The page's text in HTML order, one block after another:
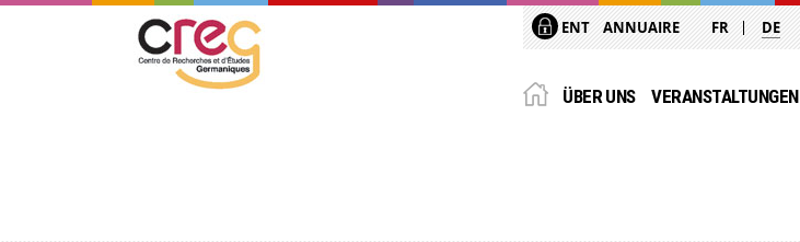
ENT ANNUAIRE FR DE
ÜBER UNS VERANSTALTUNGEN